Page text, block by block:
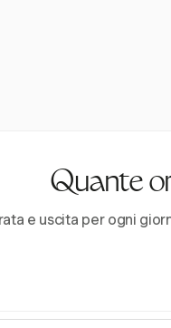
Quante
e uscita per ogni